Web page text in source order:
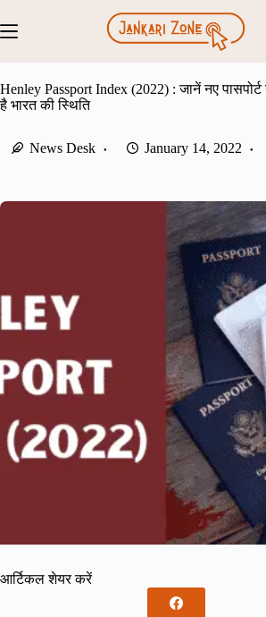
to
content
Henley Passport Index (2022) : जानें नए
है भारत की स्थिति
News Desk January 14, 2022
आर्टिकल शेयर करें